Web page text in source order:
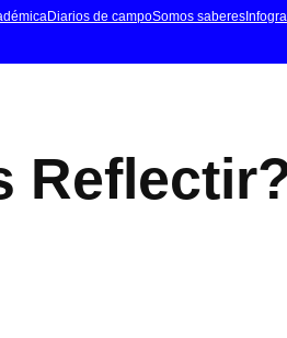
Diarios de campoSomos saberes